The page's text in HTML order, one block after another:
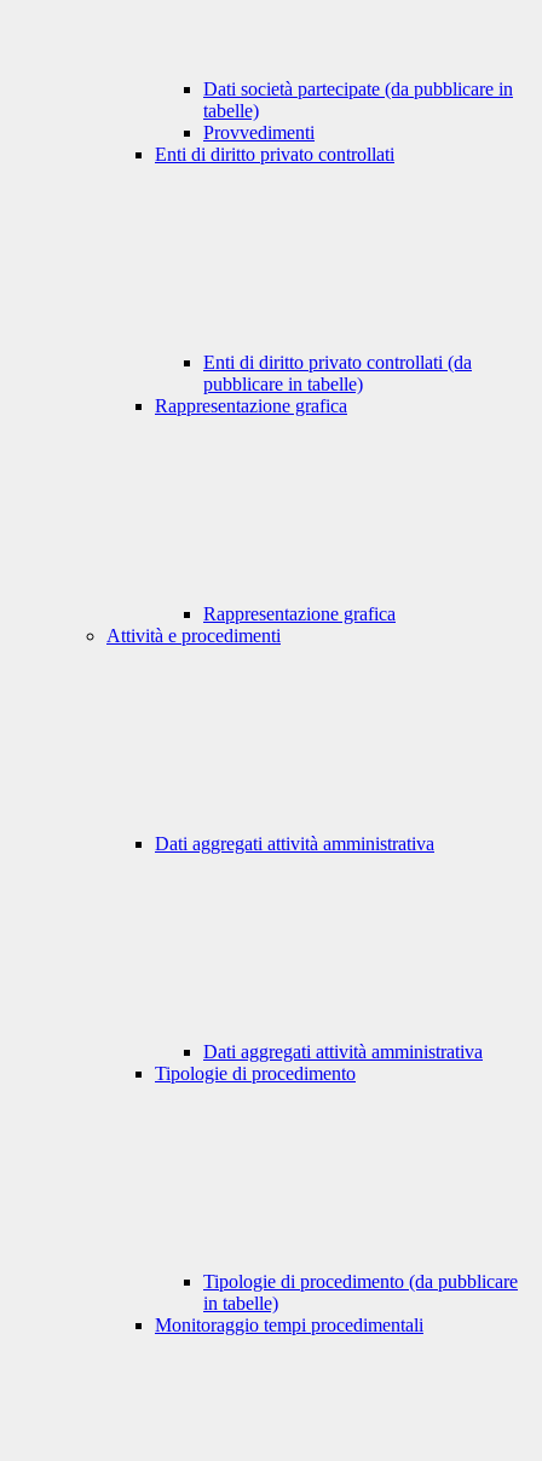
Dati società partecipate (da pubblicare in
tabelle)
Provvedimenti
Enti di diritto privato controllati
Enti di diritto privato controllati (da
pubblicare in tabelle)
Rappresentazione grafica
Rappresentazione grafica
Attività e procedimenti
Dati aggregati attività amministrativa
Dati aggregati attività amministrativa
Tipologie di procedimento
Tipologie di procedimento (da pubblicare
in tabelle)
Monitoraggio tempi procedimentali